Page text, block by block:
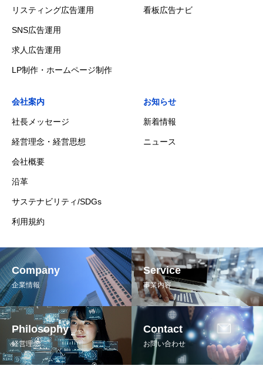
リスティング広告運用
SNS広告運用
求人広告運用
LP制作・ホームページ制作
看板広告ナビ
会社案内
社長メッセージ
経営理念・経営思想
会社概要
沿革
サステナビリティ/SDGs
利用規約
お知らせ
新着情報
ニュース
Company
企業情報
Service
事業内容
Philosophy
経営理念
Contact
お問い合わせ